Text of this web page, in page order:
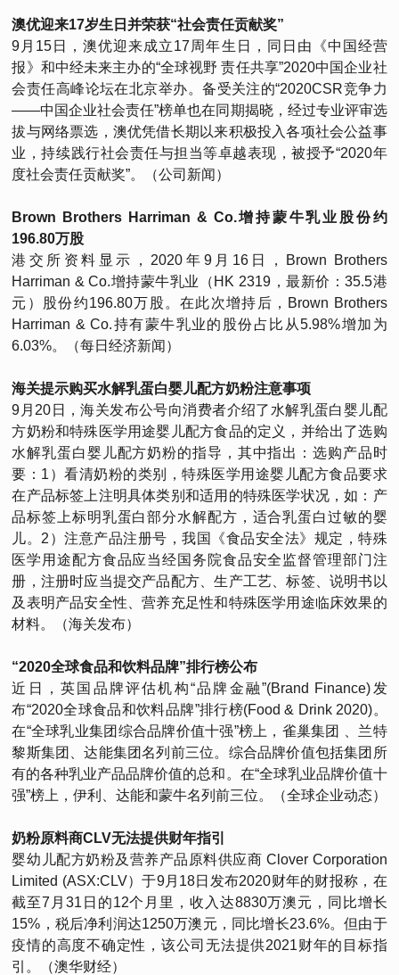
澳优迎来17岁生日并荣获“社会责任贡献奖”
9月15日，澳优迎来成立17周年生日，同日由《中国经营
报》和中经未来主办的“全球视野 责任共享”2020中国企业社
会责任高峰论坛在北京举办。备受关注的“2020CSR竞争力
——中国企业社会责任”榜单也在同期揭晓，经过专业评审选
拔与网络票选，澳优凭借长期以来积极投入各项社会公益事
业，持续践行社会责任与担当等卓越表现，被授予“2020年
度社会责任贡献奖”。（公司新闻）
Brown Brothers Harriman & Co.增持蒙牛乳业股份约
196.80万股
港交所资料显示，2020年9月16日，Brown Brothers
Harriman & Co.增持蒙牛乳业（HK 2319，最新价：35.5港
元）股份约196.80万股。在此次增持后，Brown Brothers
Harriman & Co.持有蒙牛乳业的股份占比从5.98%增加为
6.03%。（每日经济新闻）
海关提示购买水解乳蛋白婴儿配方奶粉注意事项
9月20日，海关发布公号向消费者介绍了水解乳蛋白婴儿配
方奶粉和特殊医学用途婴儿配方食品的定义，并给出了选购
水解乳蛋白婴儿配方奶粉的指导，其中指出：选购产品时
要：1）看清奶粉的类别，特殊医学用途婴儿配方食品要求
在产品标签上注明具体类别和适用的特殊医学状况，如：产
品标签上标明乳蛋白部分水解配方，适合乳蛋白过敏的婴
儿。2）注意产品注册号，我国《食品安全法》规定，特殊
医学用途配方食品应当经国务院食品安全监督管理部门注
册，注册时应当提交产品配方、生产工艺、标签、说明书以
及表明产品安全性、营养充足性和特殊医学用途临床效果的
材料。（海关发布）
“2020全球食品和饮料品牌”排行榜公布
近日，英国品牌评估机构“品牌金融”(Brand Finance)发
布“2020全球食品和饮料品牌”排行榜(Food & Drink 2020)。
在“全球乳业集团综合品牌价值十强”榜上，雀巢集团 、兰特
黎斯集团、达能集团名列前三位。综合品牌价值包括集团所
有的各种乳业产品品牌价值的总和。在“全球乳业品牌价值十
强”榜上，伊利、达能和蒙牛名列前三位。（全球企业动态）
奶粉原料商CLV无法提供财年指引
婴幼儿配方奶粉及营养产品原料供应商 Clover Corporation
Limited (ASX:CLV）于9月18日发布2020财年的财报称，在
截至7月31日的12个月里，收入达8830万澳元，同比增长
15%，税后净利润达1250万澳元，同比增长23.6%。但由于
疫情的高度不确定性，该公司无法提供2021财年的目标指
引。（澳华财经）